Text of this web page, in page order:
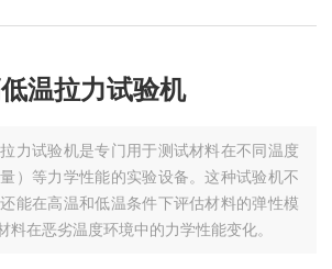
温拉力试验机
力试验机是专门用于测试材料在不同温度
）等力学性能的实验设备。这种试验机不
能在高温和低温条件下评估材料的弹性模
在恶劣温度环境中的力学性能变化。